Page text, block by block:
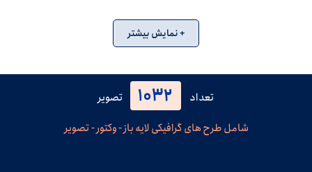
+ نمایش بیشتر
تعداد 1032
تصویر
شامل طرح های گرافیکی لایه باز - وکتور - تصویر